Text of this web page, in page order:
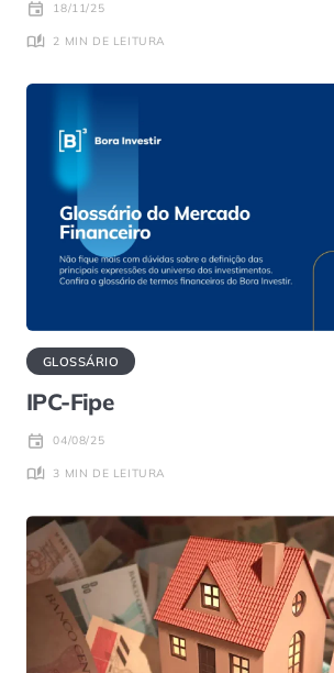
18/11/25
2 MIN DE LEITURA
GLOSSÁRIO
IPC-Fipe
04/08/25
3 MIN DE LEITURA